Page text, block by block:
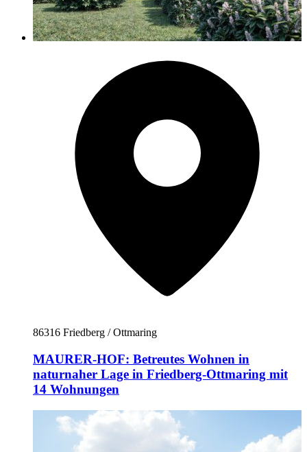
86316 Friedberg / Ottmaring
MAURER-HOF: Betreutes Wohnen in
naturnaher Lage in Friedberg-Ottmaring mit
14 Wohnungen